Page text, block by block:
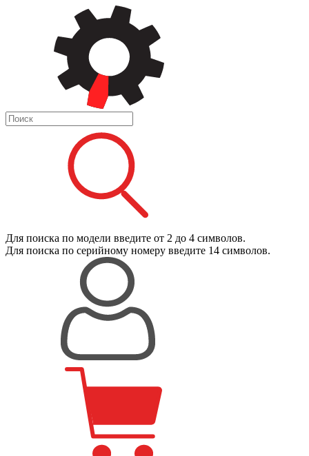
Для поиска по модели введите от 2 до 4 символов.
Для поиска по серийному номеру введите 14 символов.